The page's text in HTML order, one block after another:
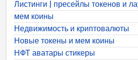
Листинги | пресейлы токенов и
мем коины
Недвижимость и криптовалюты
Новые токены и мем коины
НФТ аватары стикеры